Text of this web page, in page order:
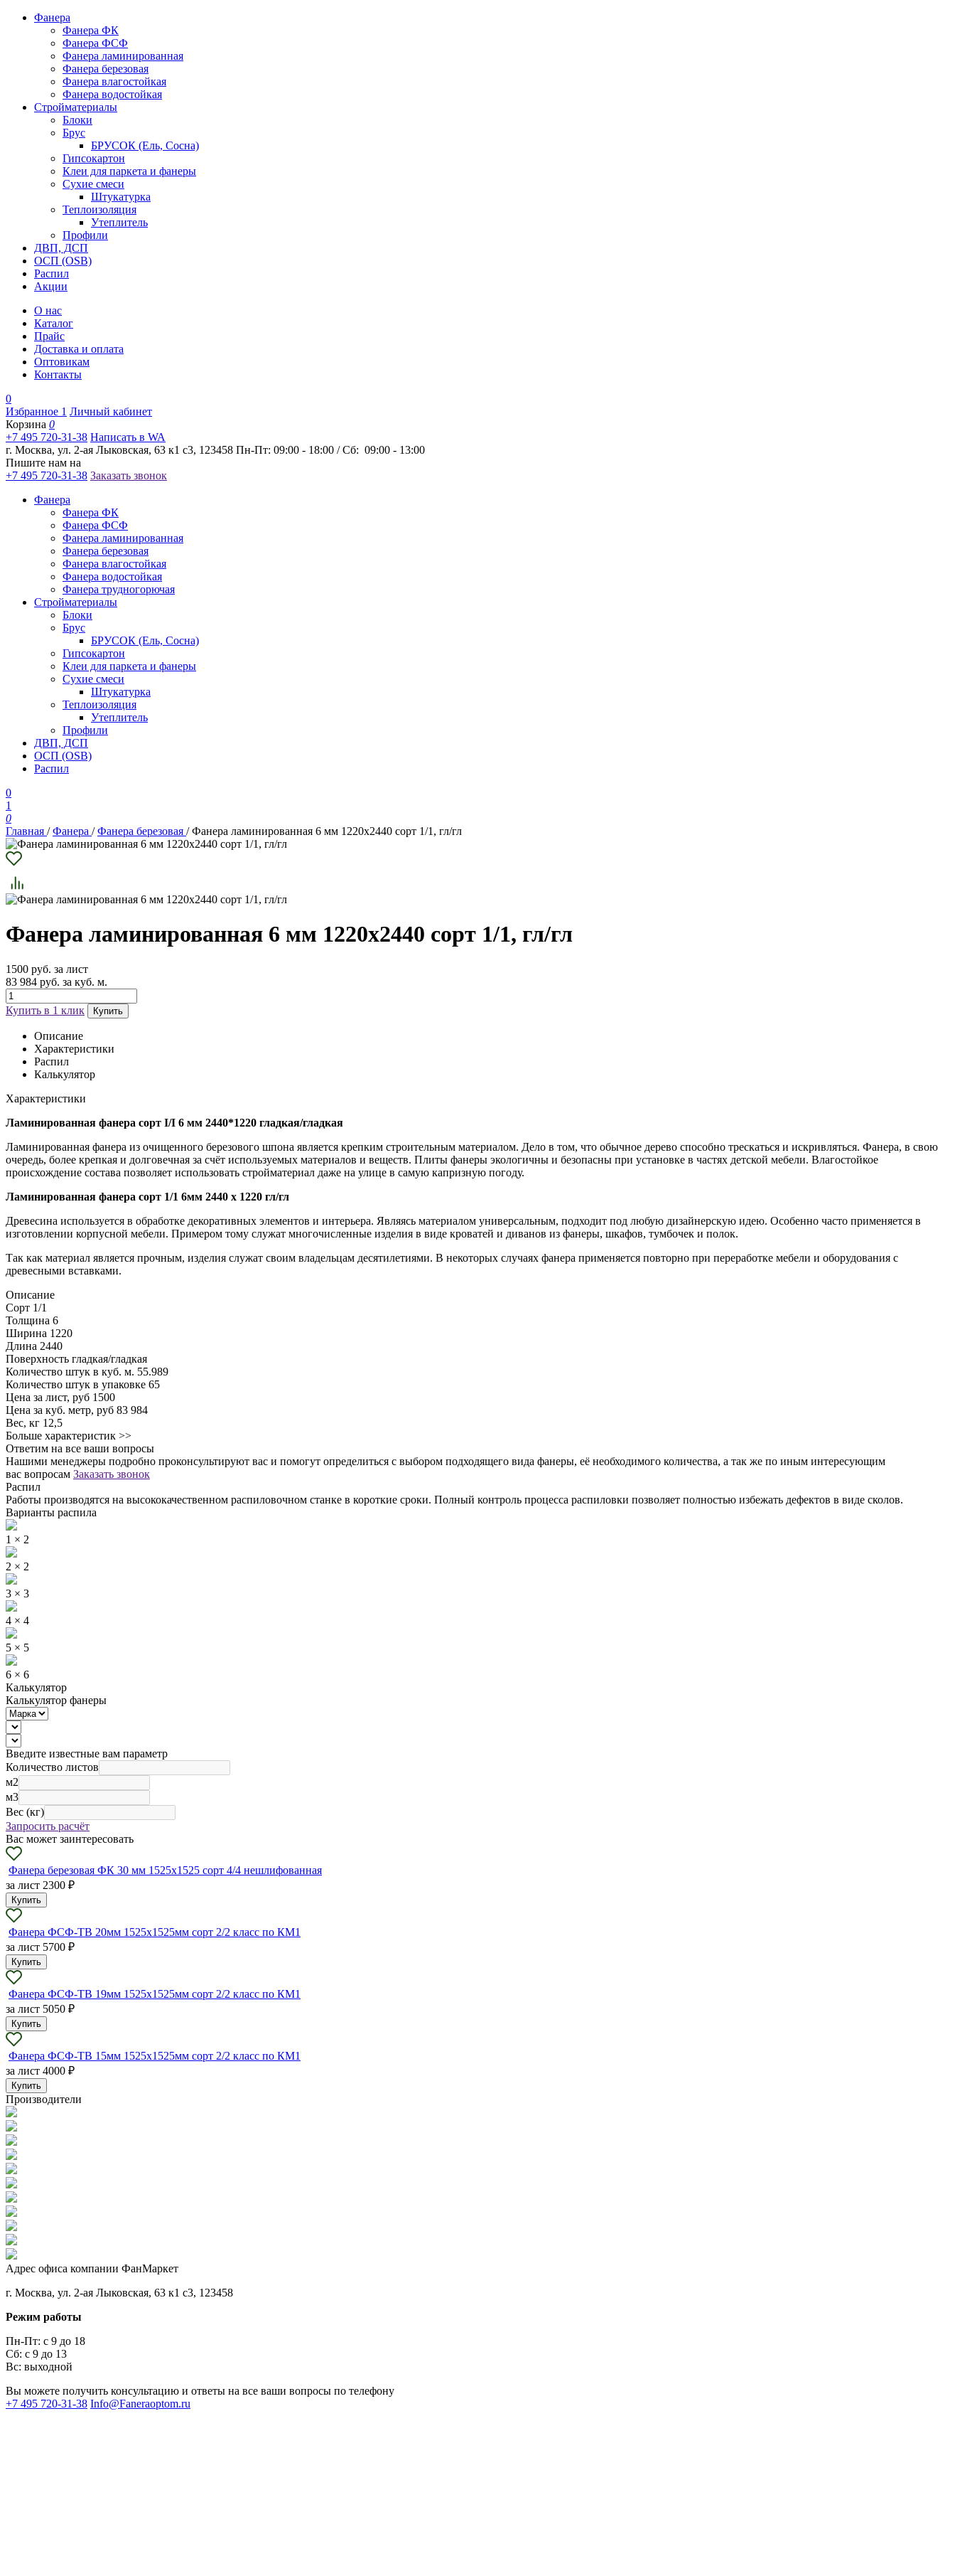
Фанера
Фанера ФК
Фанера ФСФ
Фанера ламинированная
Фанера березовая
Фанера влагостойкая
Фанера водостойкая
Стройматериалы
Блоки
Брус
БРУСОК (Ель, Сосна)
Гипсокартон
Клеи для паркета и фанеры
Сухие смеси
Штукатурка
Теплоизоляция
Утеплитель
Профили
ДВП, ДСП
ОСП (OSB)
Распил
Акции
О нас
Каталог
Прайс
Доставка и оплата
Оптовикам
Контакты
0
Избранное 1 Личный кабинет
Корзина 0
+7 495 720-31-38 Написать в WA
г. Москва, ул. 2-ая Лыковская, 63 к1 с3, 123458 Пн-Пт: 09:00 - 18:00 / Сб: 09:00 - 13:00
Пишите нам на
+7 495 720-31-38 Заказать звонок
Фанера
Фанера ФК
Фанера ФСФ
Фанера ламинированная
Фанера березовая
Фанера влагостойкая
Фанера водостойкая
Фанера трудногорючая
Стройматериалы
Блоки
Брус
БРУСОК (Ель, Сосна)
Гипсокартон
Клеи для паркета и фанеры
Сухие смеси
Штукатурка
Теплоизоляция
Утеплитель
Профили
ДВП, ДСП
ОСП (OSB)
Распил
0
1
0
Главная /Фанера /Фанера березовая /Фанера ламинированная 6 мм 1220х2440 сорт 1/1, гл/гл
Фанера ламинированная 6 мм 1220х2440 сорт 1/1, гл/гл
1500 руб. за лист
83 984 руб. за куб. м.
Купить в 1 клик Купить
Описание
Характеристики
Распил
Калькулятор
Характеристики
Ламинированная фанера сорт I/I 6 мм 2440*1220 гладкая/гладкая
Ламинированная фанера из очищенного березового шпона является крепким строительным материалом. Дело в том, что обычное дерево способно трескаться и искривляться. Фанера, в свою
очередь, более крепкая и долговечная за счёт используемых материалов и веществ. Плиты фанеры экологичны и безопасны при установке в частях детской мебели. Влагостойкое
происхождение состава позволяет использовать стройматериал даже на улице в самую капризную погоду.
Ламинированная фанера сорт 1/1 6мм 2440 х 1220 гл/гл
Древесина используется в обработке декоративных элементов и интерьера. Являясь материалом универсальным, подходит под любую дизайнерскую идею. Особенно часто применяется в
изготовлении корпусной мебели. Примером тому служат многочисленные изделия в виде кроватей и диванов из фанеры, шкафов, тумбочек и полок.
Так как материал является прочным, изделия служат своим владельцам десятилетиями. В некоторых случаях фанера применяется повторно при переработке мебели и оборудования с
древесными вставками.
Описание
Сорт 1/1
Толщина 6
Ширина 1220
Длина 2440
Поверхность гладкая/гладкая
Количество штук в куб. м. 55.989
Количество штук в упаковке 65
Цена за лист, руб 1500
Цена за куб. метр, руб 83 984
Вес, кг 12,5
Больше характеристик >>
Ответим на все ваши вопросы
Нашими менеджеры подробно проконсультируют вас и помогут определиться с выбором подходящего вида фанеры, её необходимого количества, а так же по иным интересующим
вас вопросам Заказать звонок
Распил
Работы производятся на высококачественном распиловочном станке в короткие сроки. Полный контроль процесса распиловки позволяет полностью избежать дефектов в виде сколов.
Варианты распила
1 × 2
2 × 2
3 × 3
4 × 4
5 × 5
6 × 6
Калькулятор
Калькулятор фанеры
Введите известные вам параметр
Количество листов
м2
м3
Вес (кг)
Запросить расчёт
Вас может заинтересовать
Фанера березовая ФК 30 мм 1525х1525 сорт 4/4 нешлифованная
за лист 2300 ₽
Купить
Фанера ФСФ-ТВ 20мм 1525х1525мм сорт 2/2 класс по КМ1
за лист 5700 ₽
Купить
Фанера ФСФ-ТВ 19мм 1525х1525мм сорт 2/2 класс по КМ1
за лист 5050 ₽
Купить
Фанера ФСФ-ТВ 15мм 1525х1525мм сорт 2/2 класс по КМ1
за лист 4000 ₽
Купить
Производители
Адрес офиса компании ФанМаркет
г. Москва, ул. 2-ая Лыковская, 63 к1 с3, 123458
Режим работы
Пн-Пт: с 9 до 18
Сб: с 9 до 13
Вс: выходной
Вы можете получить консультацию и ответы на все ваши вопросы по телефону
+7 495 720-31-38 Info@Faneraoptom.ru